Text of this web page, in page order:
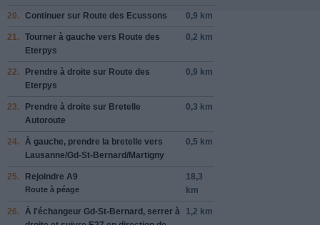
20. Continuer sur Route des Ecussons 0,9 km
21. Tourner à gauche vers Route des
Eterpys
0,2 km
22. Prendre à droite sur Route des
Eterpys
0,9 km
23. Prendre à droite sur Bretelle
Autoroute
0,3 km
24. À gauche, prendre la bretelle vers
Lausanne/Gd-St-Bernard/Martigny
0,5 km
25. Rejoindre A9
Route à péage
18,3
km
26. À l'échangeur Gd-St-Bernard, serrer à
1,2 km